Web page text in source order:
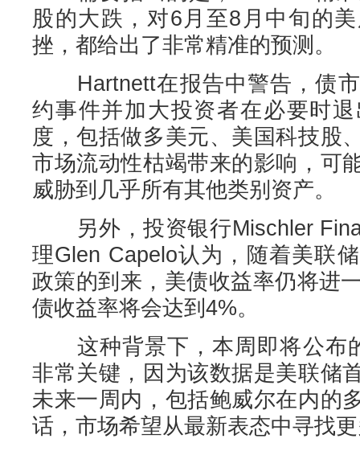
股的大跌，对6月至8月中旬的
挫，都给出了非常精准的预测。
Hartnett在报告中警告，债市
约事件并加大投资者在必要时
度，包括做多美元、美国科技股
市场流动性枯竭带来的影响，可
威胁到几乎所有其他类别资产。
另外，投资银行Mischler
理Glen Capelo认为，随着美联
政策的到来，美债收益率仍将进
债收益率将会达到4%。
这种背景下，本周即将公布
非常关键，因为该数据是美联储
未来一周内，包括鲍威尔在内的
话，市场希望从最新表态中寻找